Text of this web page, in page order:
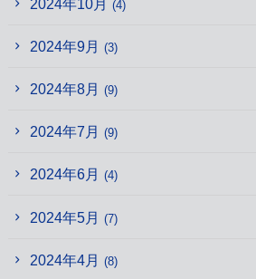
(4)
2024年9月 (3)
2024年8月 (9)
2024年7月 (9)
2024年6月 (4)
2024年5月 (7)
2024年4月 (8)